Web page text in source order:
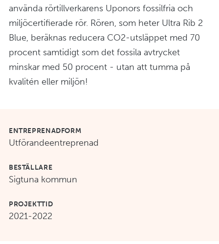
använda rörtillverkarens Uponors fossilfria och
miljöcertifierade rör. Rören, som heter Ultra Rib 2
Blue, beräknas reducera CO2-utsläppet med 70
procent samtidigt som det fossila avtrycket
minskar med 50 procent - utan att tumma på
kvalitén eller miljön!
ENTREPRENADFORM
Utförandeentreprenad
BESTÄLLARE
Sigtuna kommun
PROJEKTTID
2021-2022